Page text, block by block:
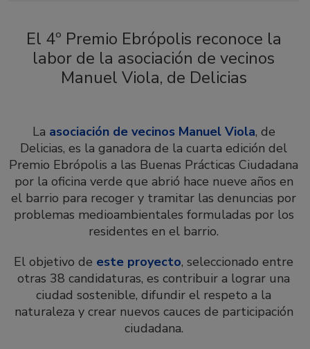
El 4º Premio Ebrópolis reconoce la
labor de la asociación de vecinos
Manuel Viola, de Delicias
La asociación de vecinos Manuel Viola, de
Delicias, es la ganadora de la cuarta edición del
Premio Ebrópolis a las Buenas Prácticas Ciudadana
por la oficina verde que abrió hace nueve años en
el barrio para recoger y tramitar las denuncias por
problemas medioambientales formuladas por los
residentes en el barrio.
El objetivo de este proyecto, seleccionado entre
otras 38 candidaturas, es contribuir a lograr una
ciudad sostenible, difundir el respeto a la
naturaleza y crear nuevos cauces de participación
ciudadana.